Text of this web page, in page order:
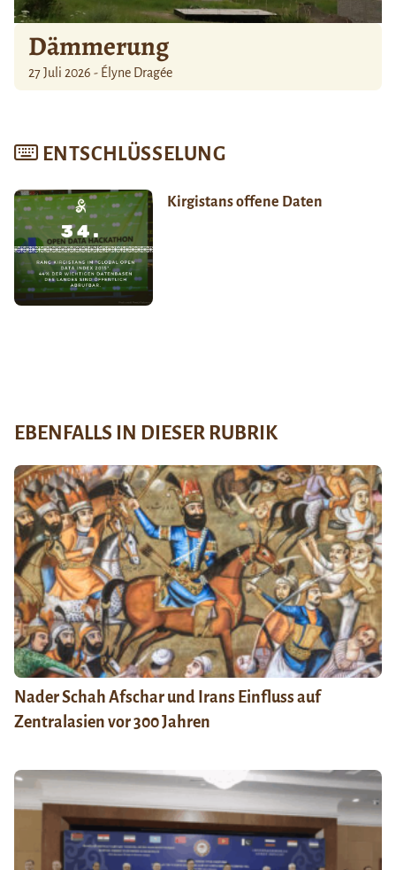
Dämmerung
27 Juli 2026 - Élyne Dragée
ENTSCHLÜSSELUNG
Kirgistans offene Daten
EBENFALLS IN DIESER RUBRIK
Nader Schah Afschar und Irans Einfluss auf
Zentralasien vor 300 Jahren